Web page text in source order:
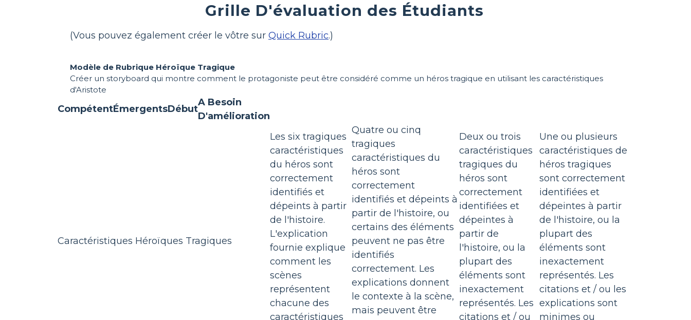
Grille D'évaluation des Étudiants
(Vous pouvez également créer le vôtre sur Quick Rubric.)
Modèle de Rubrique Héroïque Tragique
Créer un storyboard qui montre comment le protagoniste peut être considéré comme un héros tragique en utilisant les caractéristiques
d'Aristote
CompétentÉmergentsDébut
A Besoin
D'amélioration
Caractéristiques Héroïques Tragiques
Les six tragiques
caractéristiques
du héros sont
correctement
identifiés et
dépeints à partir
de l'histoire.
L'explication
fournie explique
comment les
scènes
représentent
chacune des
caractéristiques
Quatre ou cinq
tragiques
caractéristiques du
héros sont
correctement
identifiés et dépeints à
partir de l'histoire, ou
certains des éléments
peuvent ne pas être
identifiés
correctement. Les
explications donnent
le contexte à la scène,
mais peuvent être
Deux ou trois
caractéristiques
tragiques du
héros sont
correctement
identifiées et
dépeintes à
partir de
l'histoire, ou la
plupart des
éléments sont
inexactement
représentés. Les
citations et / ou
Une ou plusieurs
caractéristiques de
héros tragiques
sont correctement
identifiées et
dépeintes à partir
de l'histoire, ou la
plupart des
éléments sont
inexactement
représentés. Les
citations et / ou les
explications sont
minimes ou